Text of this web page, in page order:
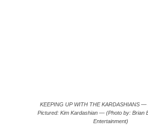
KEEPING UP WITH THE KARDASHIANS
Pictured: Kim Kardashian — (Photo by: Brian
Entertainment)